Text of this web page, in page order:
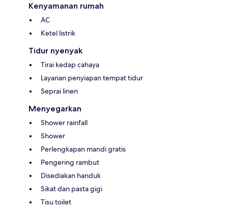
Kenyamanan rumah
AC
Ketel listrik
Tidur nyenyak
Tirai kedap cahaya
Layanan penyiapan tempat tidur
Seprai linen
Menyegarkan
Shower rainfall
Shower
Perlengkapan mandi gratis
Pengering rambut
Disediakan handuk
Sikat dan pasta gigi
Tisu toilet